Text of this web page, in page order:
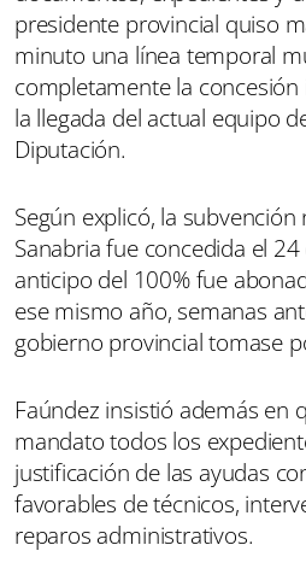
presidente provincial quiso
minuto una línea temporal
completamente la concesión
la llegada del actual equipo
Diputación.
Según explicó, la
Sanabria fue concedida el
anticipo del 100% fue
ese mismo año, semanas
gobierno provincial tomase
Faúndez insistió además en
mandato todos los
justificación de las ayudas
favorables de técnicos,
reparos administrativos.